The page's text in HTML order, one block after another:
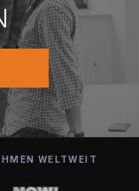
WELTWEIT